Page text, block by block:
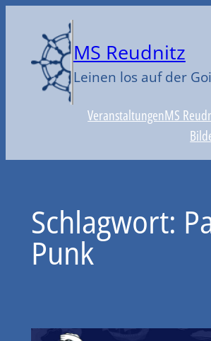
springen
MS Reudnitz
Leinen los auf der
VeranstaltungenMS
Schlagwort:
Punk